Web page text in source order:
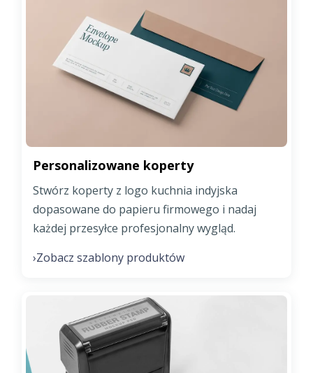
Personalizowane koperty
Stwórz koperty z logo kuchnia indyjska
dopasowane do papieru firmowego i nadaj
każdej przesyłce profesjonalny wygląd.
›Zobacz szablony produktów